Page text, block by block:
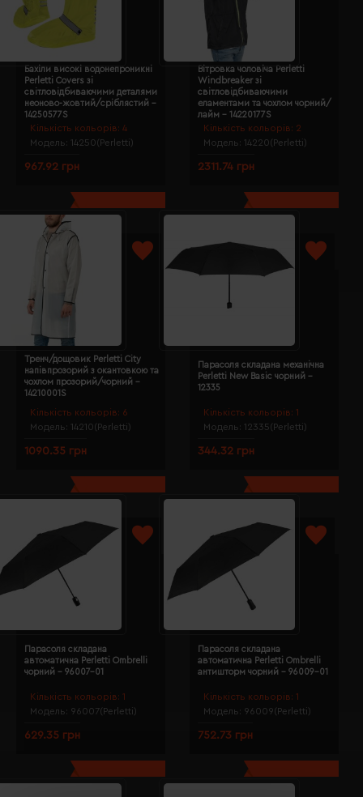
Кількість кольорів: 4
Модель: 14250(Perletti)
Бахіли високі водонепроникні
Perletti Covers зі
світловідбиваючими деталями
неоново-жовтий/сріблястий -
14250577S
967.92 грн
Кількість кольорів: 2
Модель: 14220(Perletti)
Вітровка чоловіча Perletti
Windbreaker зі
світловідбиваючими
еламентами та чохлом чорний/
лайм - 14220177S
2311.74 грн
Кількість кольорів: 6
Модель: 14210(Perletti)
Тренч/дощовик Perletti City
напівпрозорий з окантовкою та
чохлом прозорий/чорний -
14210001S
1090.35 грн
Кількість кольорів: 1
Модель: 12335(Perletti)
Парасоля складана механічна
Perletti New Basic чорний -
12335
344.32 грн
Кількість кольорів: 1
Модель: 96007(Perletti)
Парасоля складана
автоматична Perletti Ombrelli
чорний - 96007-01
629.35 грн
Кількість кольорів: 1
Модель: 96009(Perletti)
Парасоля складана
автоматична Perletti Ombrelli
антишторм чорний - 96009-01
752.73 грн